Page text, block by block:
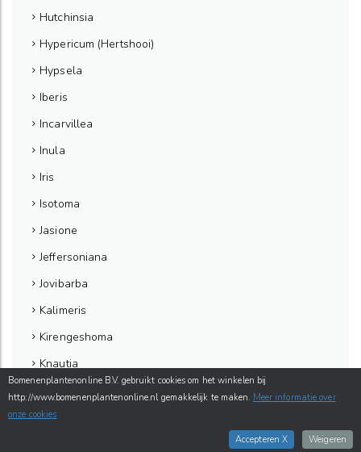
Hutchinsia
Hypericum (Hertshooi)
Hypsela
Iberis
Incarvillea
Inula
Iris
Isotoma
Jasione
Jeffersoniana
Jovibarba
Kalimeris
Kirengeshoma
Knautia
Kniphofia (Vuurpijl)
Lamiastrum
Bomenenplantenonline B.V. gebruikt cookies om het winkelen bij
http://www.bomenenplantenonline.nl gemakkelijk te maken. Meer informatie over
onze cookies
Accepteren X Weigeren